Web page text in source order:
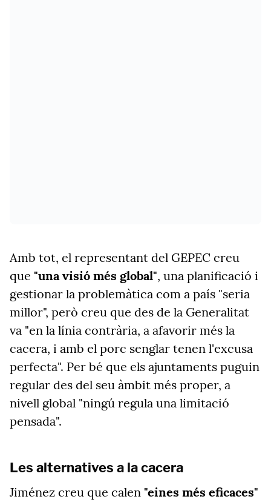
Amb tot, el representant del GEPEC creu
que "una visió més global", una planificació i
gestionar la problemàtica com a país "seria
millor", però creu que des de la Generalitat
va "en la línia contrària, a afavorir més la
cacera, i amb el porc senglar tenen l'excusa
perfecta". Per bé que els ajuntaments puguin
regular des del seu àmbit més proper, a
nivell global "ningú regula una limitació
pensada".
Les alternatives a la cacera
Jiménez creu que calen "eines més eficaces"